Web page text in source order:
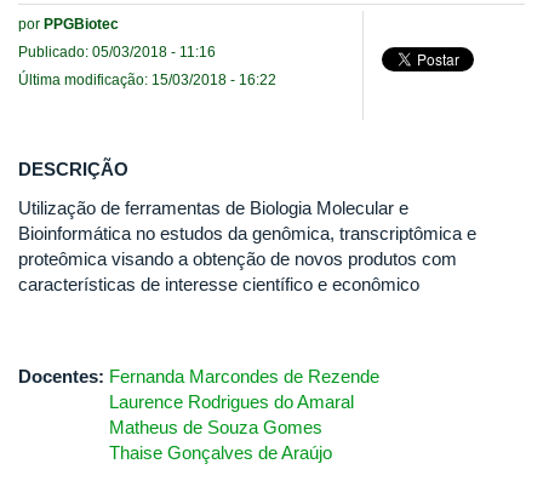
por PPGBiotec
Publicado: 05/03/2018 - 11:16
Última modificação: 15/03/2018 - 16:22
DESCRIÇÃO
Utilização de ferramentas de Biologia Molecular e
Bioinformática no estudos da genômica, transcriptômica e
proteômica visando a obtenção de novos produtos com
características de interesse científico e econômico
Docentes: Fernanda Marcondes de Rezende
Laurence Rodrigues do Amaral
Matheus de Souza Gomes
Thaise Gonçalves de Araújo